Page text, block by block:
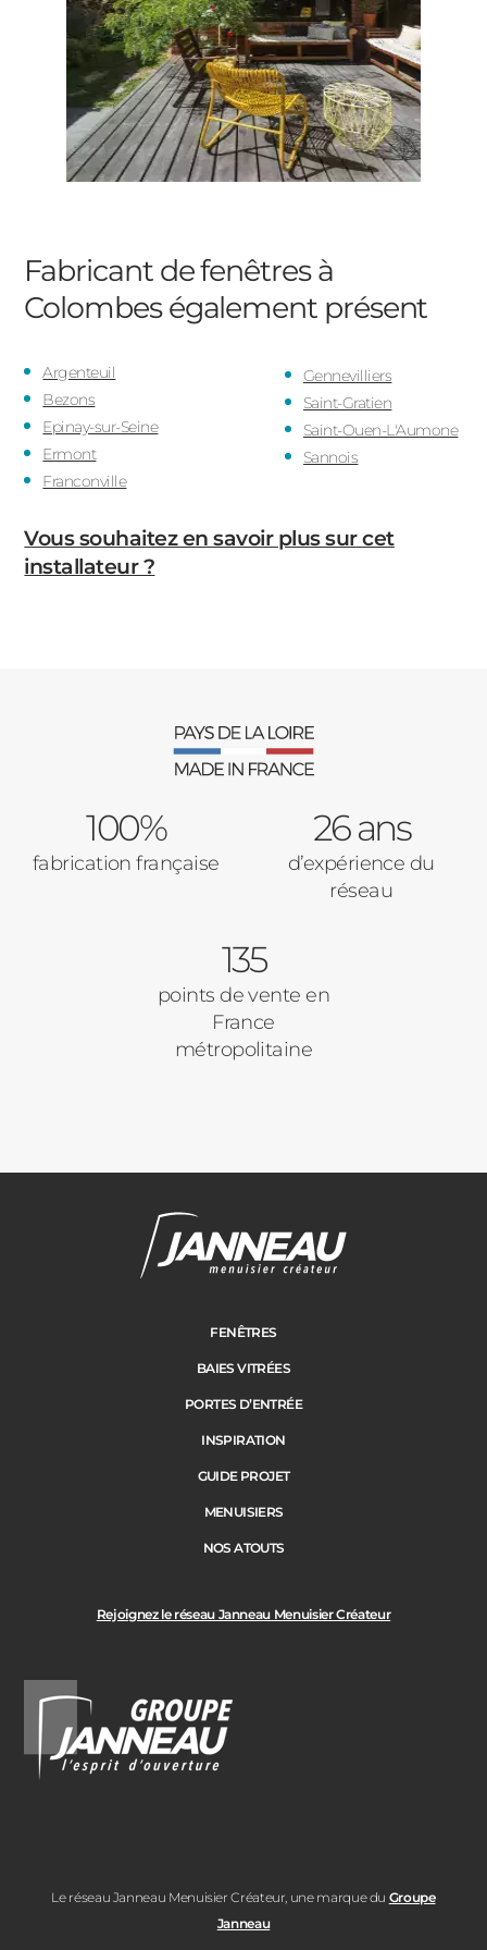
Fabricant de fenêtres à
Colombeségalement présent
Argenteuil
Bezons
Epinay-sur-Seine
Ermont
Franconville
Gennevilliers
Saint-Gratien
Saint-Ouen-L'Aumone
Sannois
Vous souhaitez en savoir plus sur cet
installateur ?
100%
fabrication française
26 ans
d’expérience du
réseau
135
points de vente en
France
métropolitaine
Rejoignez le réseau Janneau Menuisier Créateur
Le réseau Janneau Menuisier Créateur, une marque du Groupe
Janneau
FENÊTRES
BAIES VITRÉES
PORTES D’ENTRÉE
INSPIRATION
GUIDE PROJET
MENUISIERS
NOS ATOUTS